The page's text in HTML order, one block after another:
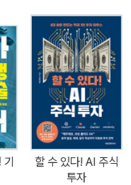
이 등장해 기존 기술의 한
술의 원리와 구조를 상세
마이크로(미니) LED에
고, 나아가 관련 지식을
며, 어떤 상용화 과정을 거
등 우리가 매일 마주하는
기
할 수 있다! AI 주식
투자